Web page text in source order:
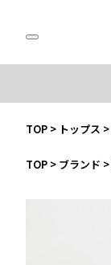
TOP > トップス >
TOP > ブランド >